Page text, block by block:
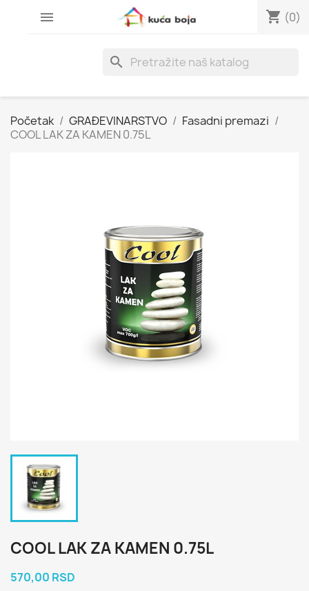
 shopping_cart (0)
search
Početak GRAĐEVINARSTVO
Fasadni premazi
COOL LAK ZA KAMEN 0.75L
COOL LAK ZA KAMEN 0.75L
570,00 RSD